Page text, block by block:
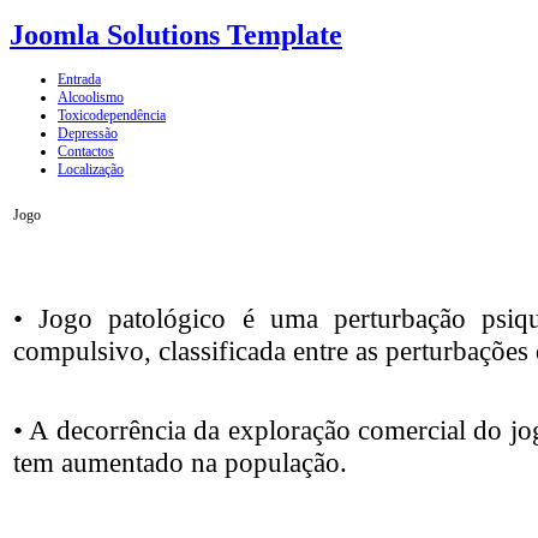
Joomla Solutions Template
Entrada
Alcoolismo
Toxicodependência
Depressão
Contactos
Localização
Jogo
• Jogo patológico é uma perturbação
compulsivo, classificada entre as
• A decorrência da exploração comercial do
tem aumentado na população.